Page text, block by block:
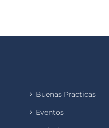
Buenas Practicas
Eventos